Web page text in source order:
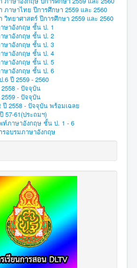
ภาษาไทย ปีการศึกษา 2559 และ 2560
วิทยาศาสตร์ ปีการศึกษา 2559 และ 2560
ษาอังกฤษ ชั้น ป. 1
ษาอังกฤษ ชั้น ป. 2
ษาอังกฤษ ชั้น ป. 3
ษาอังกฤษ ชั้น ป. 4
ษาอังกฤษ ชั้น ป. 5
ษาอังกฤษ ชั้น ป. 6
ปี 2559 - 2560
- ปัจจุบัน
- ปัจจุบัน
ปี 2558 - ปัจจุบัน พร้อมเฉลย
57-61(ประถมฯ)
ท์ภาษาอังกฤษ ชั้น ป. 1 - 6
รอบรมภาษาอังกฤษ